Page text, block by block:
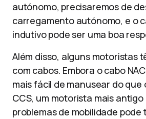
autónomo, precisaremos de
carregamento autónomo, e o
indutivo pode ser uma boa
Além disso, alguns motoristas
com cabos. Embora o cabo
mais fácil de manusear do que
CCS, um motorista mais antigo
problemas de mobilidade